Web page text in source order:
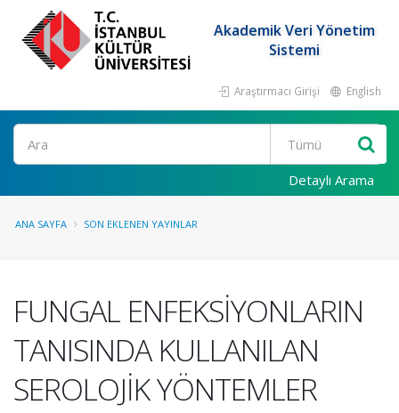
Akademik Veri Yönetim
Sistemi
Araştırmacı Girişi English
Ara
Detaylı Arama
ANA SAYFA SON EKLENEN YAYINLAR
FUNGAL ENFEKSİYONLARIN
TANISINDA KULLANILAN
SEROLOJİK YÖNTEMLER